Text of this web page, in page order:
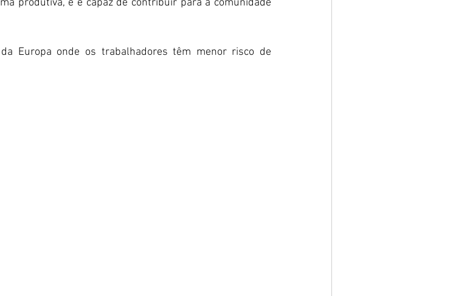
Europa onde os trabalhadores têm menor risco de